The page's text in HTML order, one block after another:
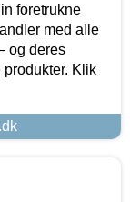
foretrukne
med alle
og deres
Klik